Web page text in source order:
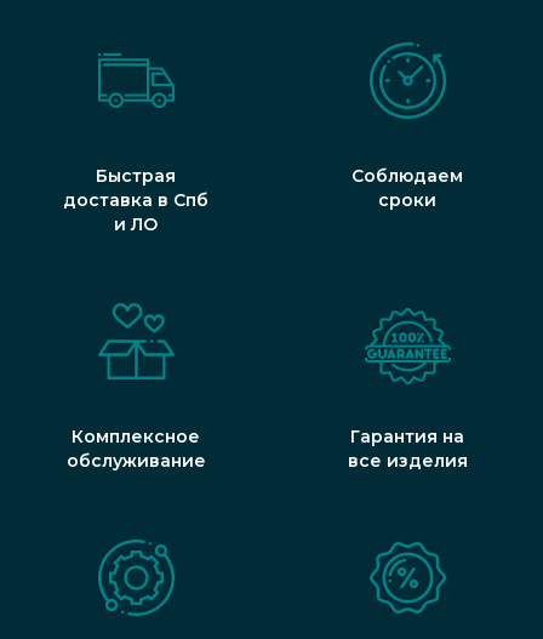
Быстрая
доставка в Спб
и ЛО
Соблюдаем
сроки
Комплексное
обслуживание
Гарантия на
все изделия